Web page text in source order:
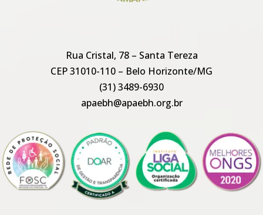
Rua Cristal, 78 – Santa Tereza
CEP 31010-110 – Belo Horizonte/MG
(31) 3489-6930
apaebh@apaebh.org.br